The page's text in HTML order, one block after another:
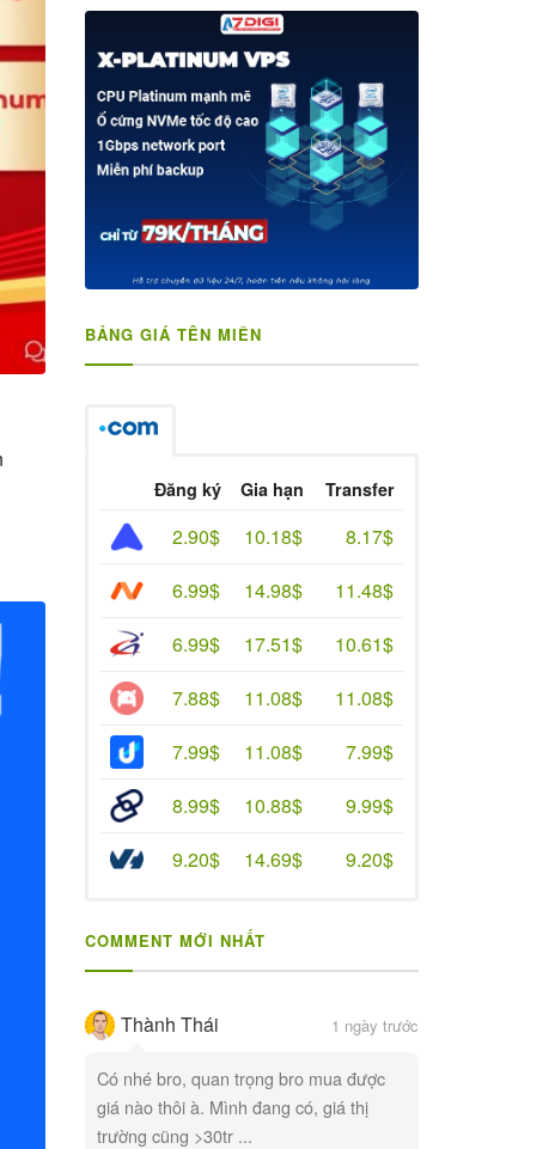
BẢNG GIÁ TÊN MIỀN
Đăng ký Gia hạn Transfer
2.90$ 10.18$
8.17$
6.99$
14.98$
11.48$
6.99$
17.51$
10.61$
7.88$
11.08$
11.08$
7.99$
11.08$
7.99$
8.99$
10.88$
9.99$
9.20$
14.69$ 9.20$
COMMENT MỚI NHẤT
Thành Thái 1 ngày trước
Có nhé bro, quan trọng bro mua được
giá nào thôi à. Mình đang có, giá thị
trường cũng >30tr ...